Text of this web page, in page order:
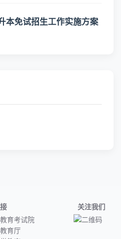
本免试招生工作实施方案
育考试院
育厅
关注我们